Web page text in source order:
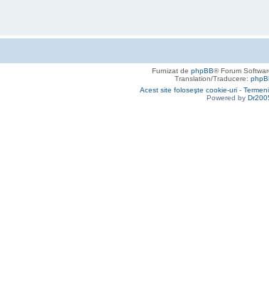
Furnizat de phpBB® Forum
Translation/Traducere:
Acest site foloseşte cookie-uri -
Powered by